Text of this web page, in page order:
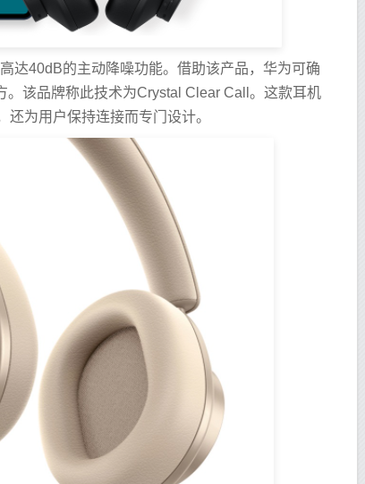
达40dB的主动降噪功能。借助该产品，华为可确
该品牌称此技术为Crystal Clear Call。这款耳机
为用户保持连接而专门设计。